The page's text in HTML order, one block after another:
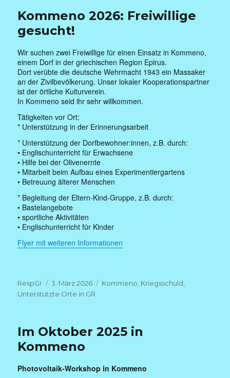
Kommeno 2026: Freiwillige
gesucht!
Wir suchen zwei Freiwillige für einen Einsatz in Kommeno,
einem Dorf in der griechischen Region Epirus.
Dort verübte die deutsche Wehrmacht 1943 ein Massaker
an der Zivilbevölkerung. Unser lokaler Kooperationspartner
ist der örtliche Kulturverein.
In Kommeno seid ihr sehr willkommen.
Tätigkeiten vor Ort:
* Unterstützung in der Erinnerungsarbeit
* Unterstützung der Dorfbewohner:innen, z.B. durch:
• Englischunterricht für Erwachsene
• Hilfe bei der Olivenernte
• Mitarbeit beim Aufbau eines Experimentiergartens
• Betreuung älterer Menschen
* Begleitung der Eltern-Kind-Gruppe, z.B. durch:
• Bastelangebote
• sportliche Aktivitäten
• Englischunterricht für Kinder
Flyer mit weiteren Informationen
Autor
RespGr
Veröffentlicht
am
3. März 2026 Kategorien
Kommeno Kriegsschuld
Unterstützte Orte in GR
Im Oktober 2025 in
Kommeno
Photovoltaik-Workshop in Kommeno